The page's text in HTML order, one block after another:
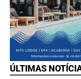
ÚLTIMAS